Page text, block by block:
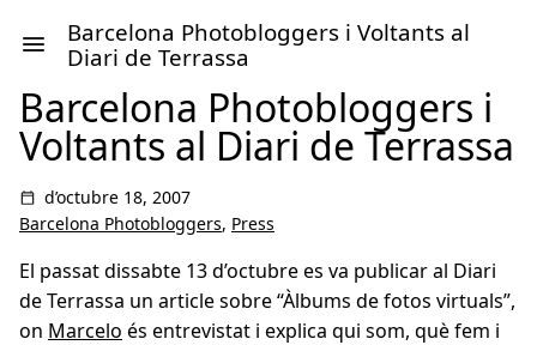
Barcelona Photobloggers i Voltants al
Diari de Terrassa
Barcelona Photobloggers i
Voltants al Diari de Terrassa
d’octubre 18, 2007
Barcelona Photobloggers, Press
El passat dissabte 13 d’octubre es va publicar al Diari
de Terrassa un article sobre “Àlbums de fotos virtuals”,
on Marcelo és entrevistat i explica qui som, què fem i